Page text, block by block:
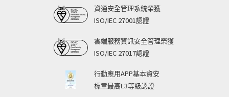
資通安全管理系統榮獲
ISO/IEC 27001認證
雲端服務資訊安全管理榮獲
ISO/IEC 27017認證
行動應用APP基本資安
標章最高L3等級認證